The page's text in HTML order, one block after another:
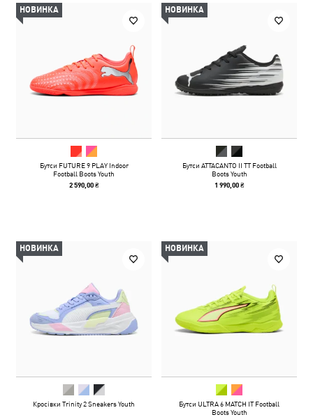
НОВИНКА
Бутси FUTURE 9 PLAY Indoor
Football Boots Youth
2 590,00 ₴
НОВИНКА
Бутси ATTACANTO II TT Football
Boots Youth
1 990,00 ₴
НОВИНКА
Кросівки Trinity 2 Sneakers Youth
НОВИНКА
Бутси ULTRA 6 MATCH IT Football
Boots Youth